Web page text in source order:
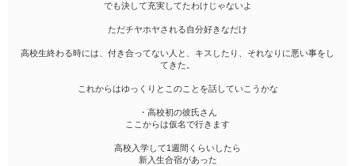
でも決して充実してたわけじゃないよ
ただチヤホヤされる自分好きなだけ
高校生終わる時には、付き合ってない人と、キスしたり、それなりに悪い事をし
てきた。
これからはゆっくりとこのことを話していこうかな
・高校初の彼氏さん
ここからは仮名で行きます
高校入学して1週間くらいしたら
新入生合宿があった